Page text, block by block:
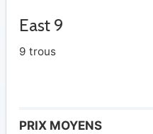
East 9
9 trous
PRIX MOYENS